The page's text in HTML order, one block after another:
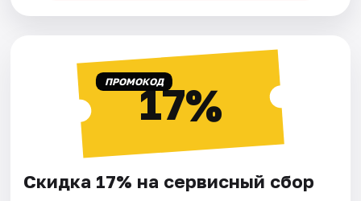
ПРОМОКОД17%
Скидка 17% на сервисный сбор